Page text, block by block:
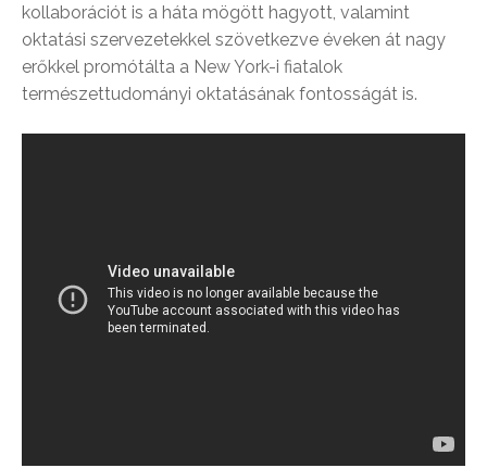
kollaborációt is a háta mögött hagyott, valamint
oktatási szervezetekkel szövetkezve éveken át nagy
erőkkel promótálta a New York-i fiatalok
természettudományi oktatásának fontosságát is.